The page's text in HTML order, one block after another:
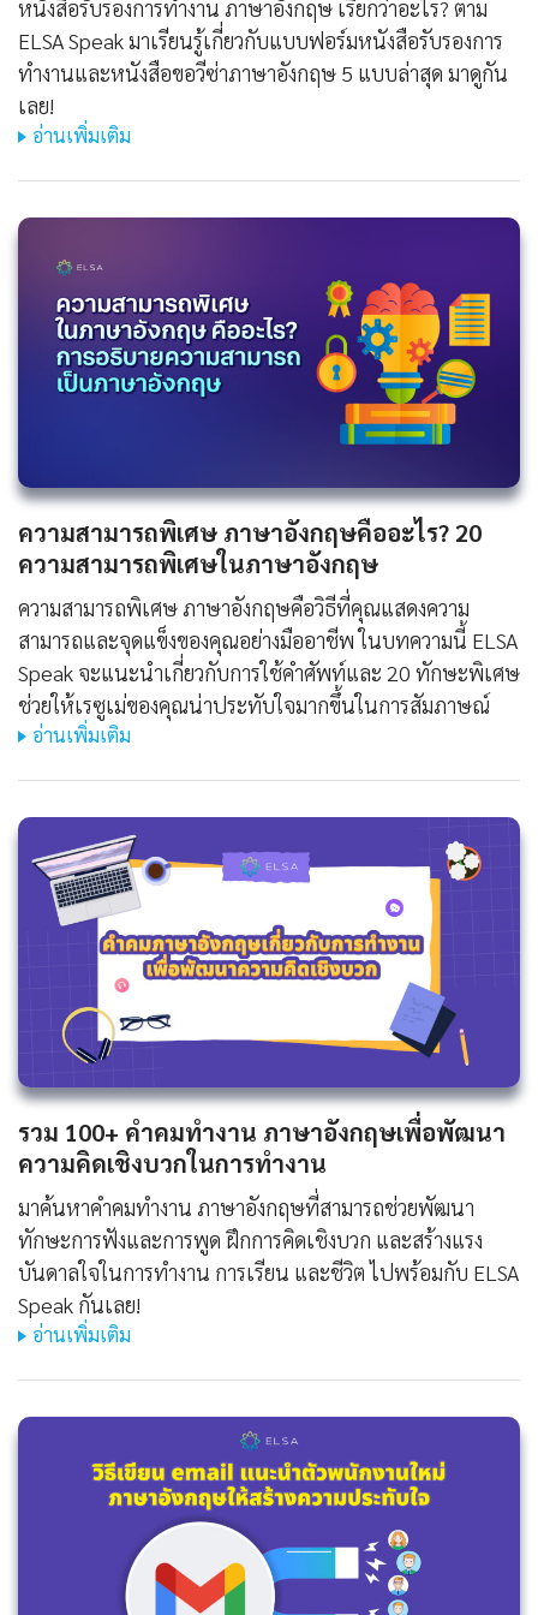
หนังสือรับรองการทํางาน ภาษาอังกฤษ เรียกว่าอะไร? ตาม
ELSA Speak มาเรียนรู้เกี่ยวกับแบบฟอร์มหนังสือรับรองการ
ทำงานและหนังสือขอวีซ่าภาษาอังกฤษ 5 แบบล่าสุด มาดูกัน
เลย!
อ่านเพิ่มเติม
ความสามารถพิเศษ ภาษาอังกฤษคืออะไร? 20
ความสามารถพิเศษในภาษาอังกฤษ
ความสามารถพิเศษ ภาษาอังกฤษคือวิธีที่คุณแสดงความ
สามารถและจุดแข็งของคุณอย่างมืออาชีพ ในบทความนี้ ELSA
Speak จะแนะนำเกี่ยวกับการใช้คำศัพท์และ 20 ทักษะพิเศษ
ช่วยให้เรซูเม่ของคุณน่าประทับใจมากขึ้นในการสัมภาษณ์
อ่านเพิ่มเติม
รวม 100+ คําคมทํางาน ภาษาอังกฤษเพื่อพัฒนา
ความคิดเชิงบวกในการทำงาน
มาค้นหาคําคมทํางาน ภาษาอังกฤษที่สามารถช่วยพัฒนา
ทักษะการฟังและการพูด ฝึกการคิดเชิงบวก และสร้างแรง
บันดาลใจในการทำงาน การเรียน และชีวิต ไปพร้อมกับ ELSA
Speak กันเลย!
อ่านเพิ่มเติม